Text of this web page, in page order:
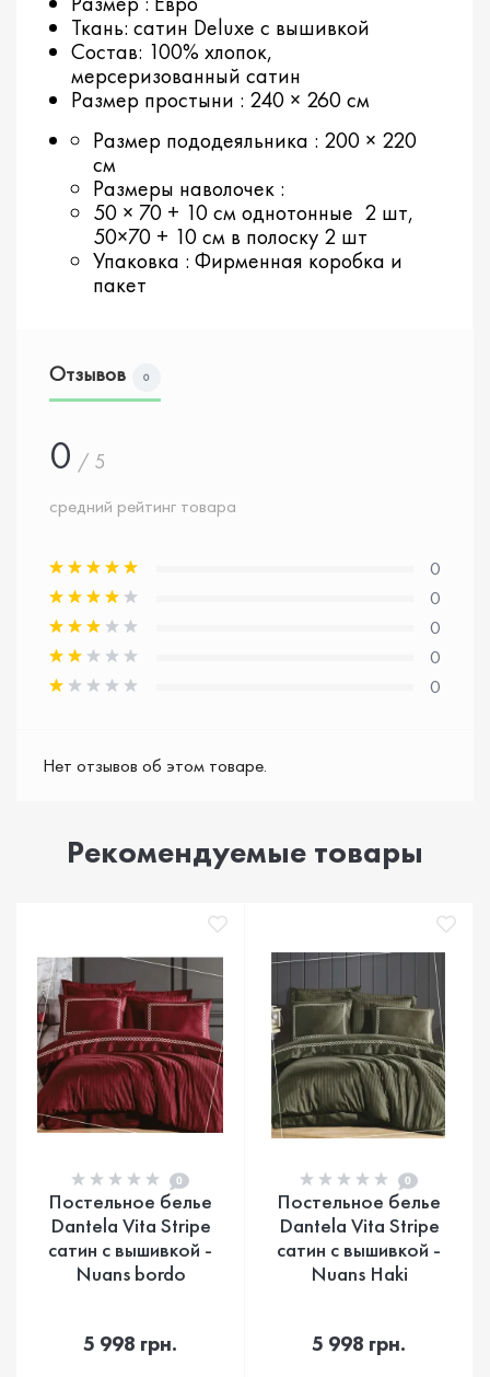
Ткань: сатин Deluxe с вышивкой
Состав: 100% хлопок,
мерсеризованный сатин
Размер простыни : 240 × 260 см
Размер пододеяльника : 200 × 220
см
Размеры наволочек :
50 × 70 + 10 см однотонные 2 шт,
50×70 + 10 см в полоску 2 шт
Упаковка : Фирменная коробка и
пакет
Отзывов 0
0 / 5
средний рейтинг товара
0
0
0
0
0
Нет отзывов об этом товаре.
Рекомендуемые товары
0
Постельное белье
Dantela Vita Stripe
сатин с вышивкой -
Nuans bordo
5 998 грн.
0
Постельное белье
Dantela Vita Stripe
сатин с вышивкой -
Nuans Haki
5 998 грн.